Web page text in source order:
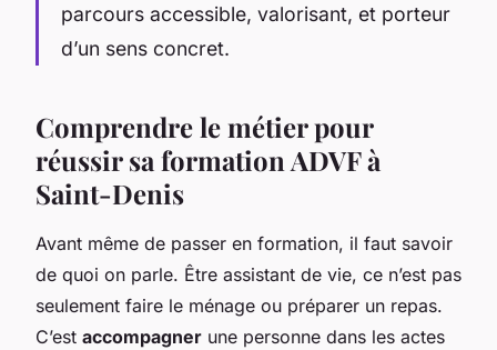
parcours accessible, valorisant, et porteur
d’un sens concret.
Comprendre le métier pour
réussir sa formation ADVF à
Saint-Denis
Avant même de passer en formation, il faut savoir
de quoi on parle. Être assistant de vie, ce n’est pas
seulement faire le ménage ou préparer un repas.
C’est accompagner une personne dans les actes